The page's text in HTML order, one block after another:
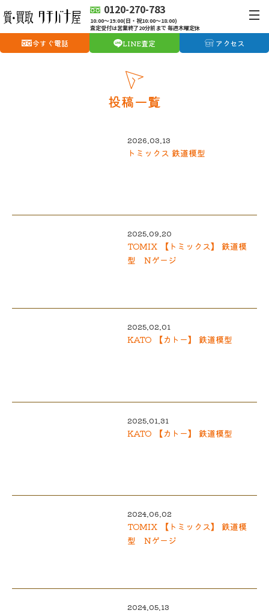
0120-270-783
10:00〜19:00(日・祝10:00〜18:00)
査定受付は営業終了20分前まで 毎週木曜定休
今すぐ電話 LINE査定 アクセス
投稿一覧
2026.03.13
トミックス 鉄道模型
2025.09.20
TOMIX 【トミックス】 鉄道模
型 Nゲージ
2025.02.01
KATO 【カトー】 鉄道模型
2025.01.31
KATO 【カトー】 鉄道模型
2024.06.02
TOMIX 【トミックス】 鉄道模
型 Nゲージ
2024.05.13